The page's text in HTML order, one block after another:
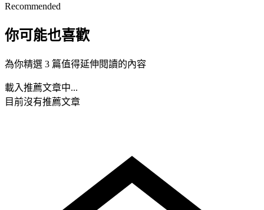
Recommended
你可能也喜歡
為你精選 3 篇值得延伸閱讀的內容
載入推薦文章中...
目前沒有推薦文章